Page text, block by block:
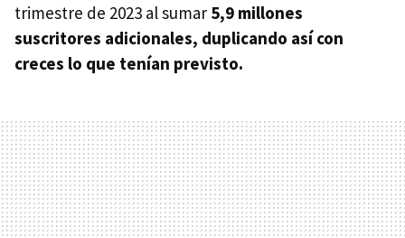
trimestre de 2023 al sumar 5,9 millones
suscritores adicionales, duplicando así con
creces lo que tenían previsto.